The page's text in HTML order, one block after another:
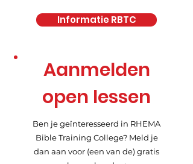
Informatie RBTC
Aanmelden
open lessen
Ben je geïnteresseerd in RHEMA
Bible Training College? Meld je
dan aan voor (een van de) gratis